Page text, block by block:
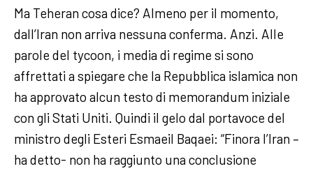
Ma Teheran cosa dice? Almeno per il momento,
dall’Iran non arriva nessuna conferma. Anzi. Alle
parole del tycoon, i media di regime si sono
affrettati a spiegare che la Repubblica islamica non
ha approvato alcun testo di memorandum iniziale
con gli Stati Uniti. Quindi il gelo dal portavoce del
ministro degli Esteri Esmaeil Baqaei: “Finora l’Iran –
ha detto- non ha raggiunto una conclusione